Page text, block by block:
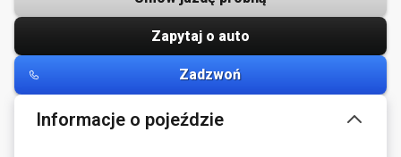
Zapytaj o auto
Zadzwoń
Informacje o pojeździe